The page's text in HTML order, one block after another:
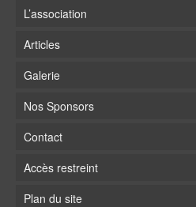
L’association
Articles
Galerie
Nos Sponsors
Contact
Accès restreint
Plan du site